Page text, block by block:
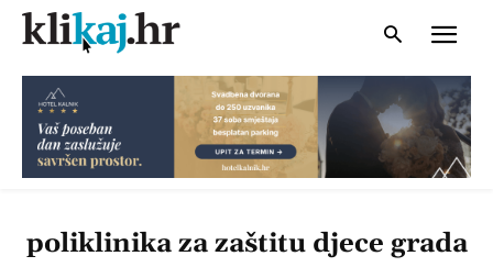
poliklinika za zaštitu djece grada